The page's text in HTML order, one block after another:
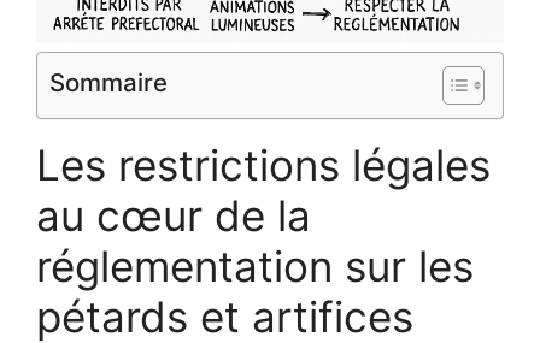
Sommaire
Les restrictions légales
au cœur de la
réglementation sur les
pétards et artifices